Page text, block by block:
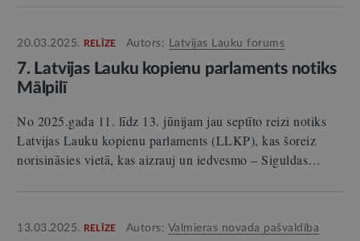
20.03.2025. RELĪZE Autors: Latvijas Lauku forums
7. Latvijas Lauku kopienu parlaments notiks
Mālpilī
No 2025.gada 11. līdz 13. jūnijam jau septīto reizi notiks
Latvijas Lauku kopienu parlaments (LLKP), kas šoreiz
norisināsies vietā, kas aizrauj un iedvesmo – Siguldas…
13.03.2025. RELĪZE Autors: Valmieras novada pašvaldība